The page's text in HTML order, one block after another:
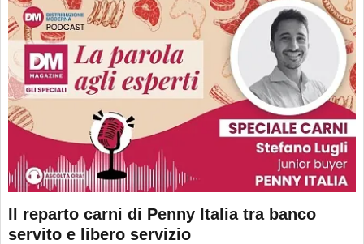
Il reparto carni di Penny Italia tra banco
servito e libero servizio